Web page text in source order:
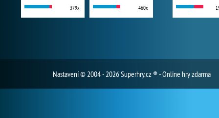
379x 460x
Nastavení© 2004 - 2026 Superhry.cz ® - Online hry zdarma